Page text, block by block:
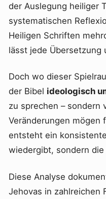
der Auslegung heiliger
systematischen
Heiligen Schriften
lässt jede Übersetzung
Doch wo dieser
der Bibel ideologisch
zu sprechen – sondern
Veränderungen mögen
entsteht ein
wiedergibt, sondern
Diese Analyse
Jehovas in zahlreichen